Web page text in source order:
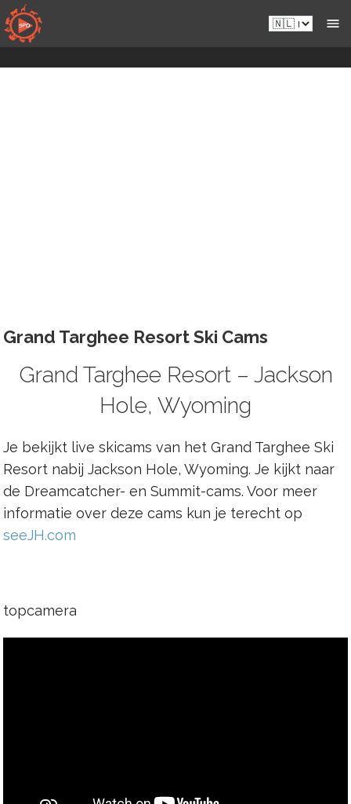
Naar
inhoud
gaan
Nl.sportsmansparadiseonline.com
Grand Targhee Resort Ski Cams
Grand Targhee Resort – Jackson
Hole, Wyoming
Je bekijkt live skicams van het Grand Targhee Ski
Resort nabij Jackson Hole, Wyoming. Je kijkt naar
de Dreamcatcher- en Summit-cams. Voor meer
informatie over deze cams kun je terecht op
seeJH.com
topcamera